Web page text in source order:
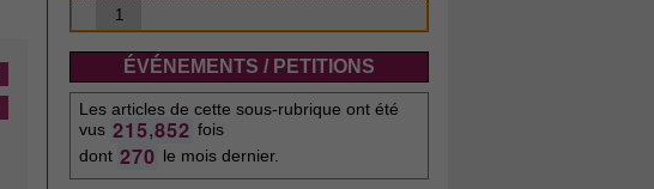
1
ÉVÉNEMENTS / PETITIONS
Les articles de cette sous-rubrique ont été
vus 215,852 fois
dont 270 le mois dernier.